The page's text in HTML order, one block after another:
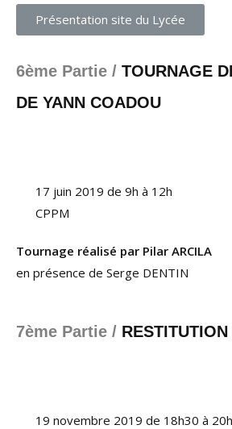
Présentation site du Lycée
6ème Partie / TOURNAGE
DE YANN COADOU
17 juin 2019 de 9h à 12h
CPPM
Tournage réalisé par Pilar ARCILA
en présence de Serge DENTIN
7ème Partie /
19 novembre 2019 de 18h30 à 20h